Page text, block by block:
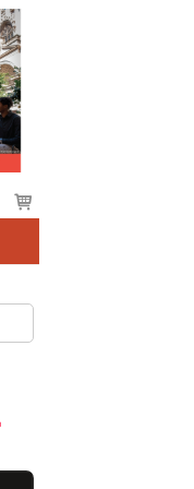
Voir
le